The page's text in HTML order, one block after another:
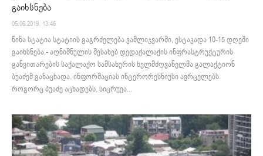
გაიხსნება
05.06.2019. 13:46
წინა სტატია სტატიის გაგრძელება ვაშლიჯვარში, ესტაკადა 10-15 დღეში
გაიხსნება,- აღნიშნულის შესახებ დედაქალაქის ინფრასტრუქტურის
განვითარების საქალაქო სამსახურის ხელმძღვანელმა გალაქტიონ
ბუაძემ განაცხადა. ინფორმაციას ინტერორესნიუსი ავრცელებს.
როგორც ბუაძე აცხადებს, სიცრუეა...